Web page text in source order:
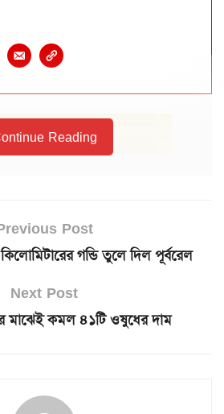
Reading
Post
গন্ডি তুলে দিল পূর্বরেল
Next Post
মাঝেই কমল ৪১টি ওষুধের দাম